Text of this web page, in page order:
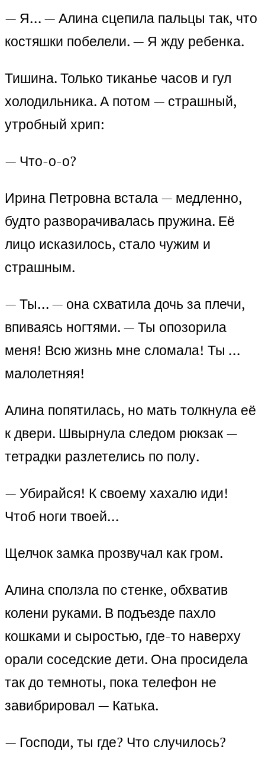
— Я… — Алина сцепила пальцы так, что
костяшки побелели. — Я жду ребенка.
Тишина. Только тиканье часов и гул
холодильника. А потом — страшный,
утробный хрип:
— Что-о-о?
Ирина Петровна встала — медленно,
будто разворачивалась пружина. Её
лицо исказилось, стало чужим и
страшным.
— Ты… — она схватила дочь за плечи,
впиваясь ногтями. — Ты опозорила
меня! Всю жизнь мне сломала! Ты …
малолетняя!
Алина попятилась, но мать толкнула её
к двери. Швырнула следом рюкзак —
тетрадки разлетелись по полу.
— Убирайся! К своему хахалю иди!
Чтоб ноги твоей…
Щелчок замка прозвучал как гром.
Алина сползла по стенке, обхватив
колени руками. В подъезде пахло
кошками и сыростью, где-то наверху
орали соседские дети. Она просидела
так до темноты, пока телефон не
завибрировал — Катька.
— Господи, ты где? Что случилось?